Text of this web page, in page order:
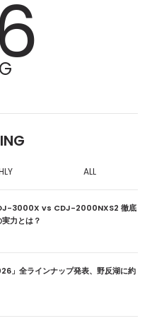
ALL
3000X vs CDJ-2000NXS2 徹底
力とは？
」全ラインナップ発表、野反湖に約